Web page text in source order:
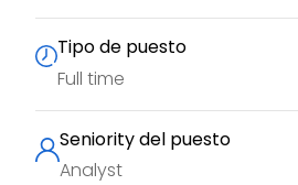
Tipo de puesto
Full time
Seniority del puesto
Analyst